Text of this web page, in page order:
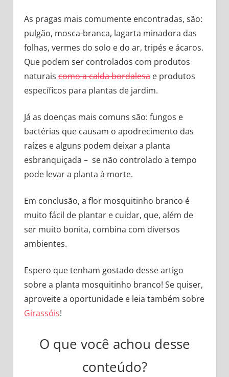
As pragas mais comumente encontradas, são:
pulgão, mosca-branca, lagarta minadora das
folhas, vermes do solo e do ar, tripés e ácaros.
Que podem ser controlados com produtos
naturaiscomo a calda bordalesae produtos
específicos para plantas de jardim.
Já as doenças mais comuns são: fungos e
bactérias que causam o apodrecimento das
raízes e alguns podem deixar a planta
esbranquiçada – se não controlado a tempo
pode levar a planta à morte.
Em conclusão, a flor mosquitinho branco é
muito fácil de plantar e cuidar, que, além de
ser muito bonita, combina com diversos
ambientes.
Espero que tenham gostado desse artigo
sobre a planta mosquitinho branco! Se quiser,
aproveite a oportunidade e leia também sobre
Girassóis!
O que você achou desse
conteúdo?